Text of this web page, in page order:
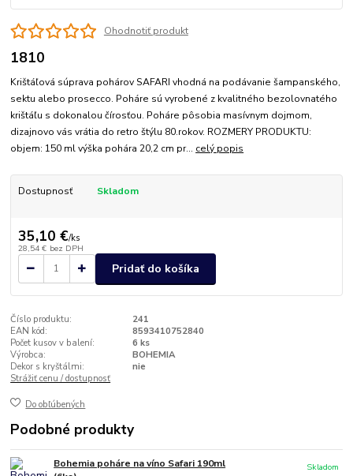
Ohodnotiť produkt
1810
Krištáľová súprava pohárov SAFARI vhodná na podávanie šampanského,
sektu alebo prosecco. Poháre sú vyrobené z kvalitného bezolovnatého
krištáľu s dokonalou čírosťou. Poháre pôsobia masívnym dojmom,
dizajnovo vás vrátia do retro štýlu 80.rokov. ROZMERY PRODUKTU:
objem: 150 ml výška pohára 20,2 cm pr... celý popis
Dostupnosť Skladom
35,10 €/ks
28,54 € bez DPH
Pridať do košíka
Číslo produktu:
241
EAN kód:
8593410752840
Počet kusov v balení:
6 ks
Výrobca:
BOHEMIA
Dekor s kryštálmi:
nie
Strážiť cenu / dostupnosť
Do obľúbených
Podobné produkty
Bohemia poháre na víno Safari 190ml
Skladom